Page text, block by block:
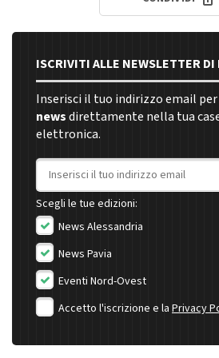
ISCRIVITI ALLE NEWSLETTER DI
Inserisci il tuo indirizzo email per
newsdirettamente nella tua
elettronica.
Indirizzo email
Scegli le tue edizioni:
News Alessandria
News Pavia
Eventi Nord-Ovest
Accetto l'iscrizione e la Privacy